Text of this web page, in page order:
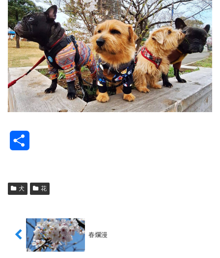
犬 花
春爛漫